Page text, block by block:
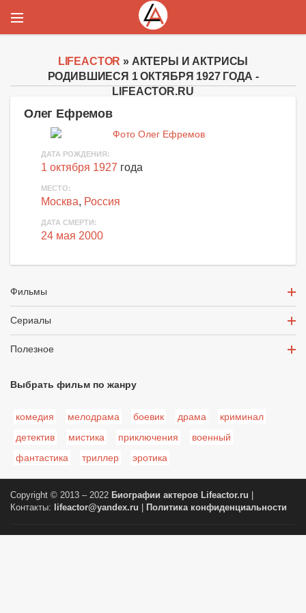
LIFEACTOR » АКТЕРЫ И АКТРИСЫ
РОДИВШИЕСЯ 1 ОКТЯБРЯ 1927 ГОДА -
LIFEACTOR.RU
Олег Ефремов
ДАТА РОЖДЕНИЯ:
1 октября 1927 года
МЕСТО:
Москва, Россия
ДАТА СМЕРТИ:
24 мая 2000
Фильмы
Сериалы
Полезное
Выбрать фильм по жанру
комедия мелодрама боевик драма
криминал
детектив
мистика приключения
военный
фантастика
триллер эротика
Copyright © 2013 – 2022 Биографии актеров Lifeactor.ru
Контакты:
lifeactor@yandex.ru Политика конфиденциальности